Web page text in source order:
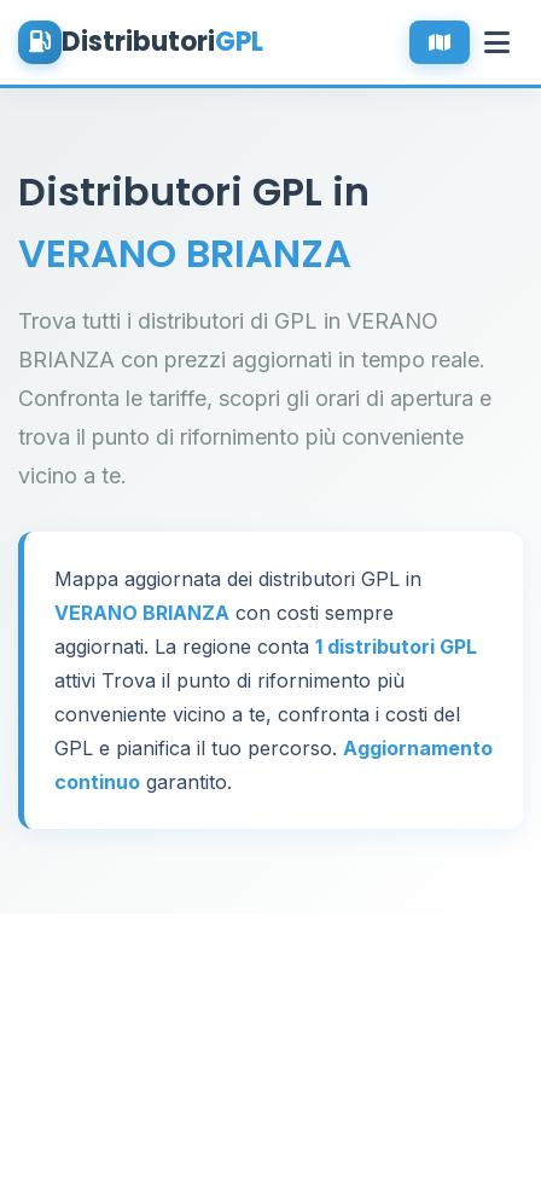
DistributoriGPL
Distributori GPL in
VERANO BRIANZA
Trova tutti i distributori di GPL in VERANO
BRIANZA con prezzi aggiornati in tempo reale.
Confronta le tariffe, scopri gli orari di apertura e
trova il punto di rifornimento più conveniente
vicino a te.
Mappa aggiornata dei distributori GPL in
VERANO BRIANZA con costi sempre
aggiornati. La regione conta 1 distributori GPL
attivi Trova il punto di rifornimento più
conveniente vicino a te, confronta i costi del
GPL e pianifica il tuo percorso. Aggiornamento
continuo garantito.